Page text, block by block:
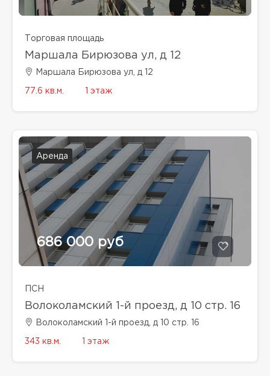
Торговая площадь
Маршала Бирюзова ул, д 12
Маршала Бирюзова ул, д 12
77.6 кв.м. 1 этаж
Аренда
686 000 руб
ПСН
Волоколамский 1-й проезд, д 10 стр. 16
Волоколамский 1-й проезд, д 10 стр. 16
343 кв.м. 1 этаж